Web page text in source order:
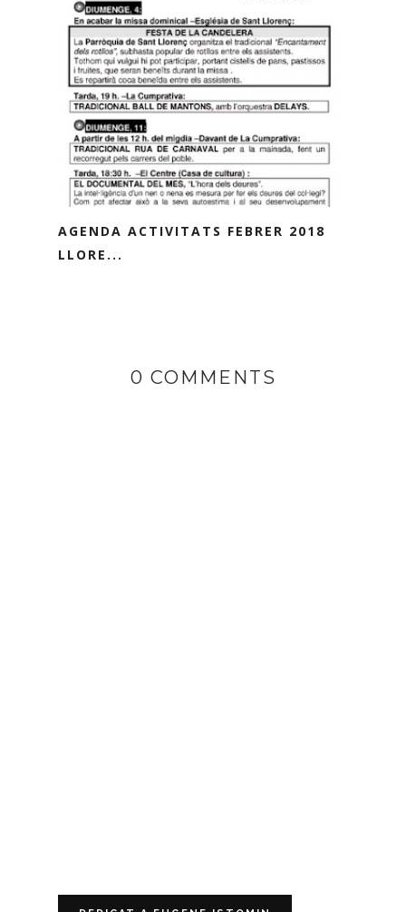
AGENDA ACTIVITATS FEBRER 2018
LLORE...
0 COMMENTS